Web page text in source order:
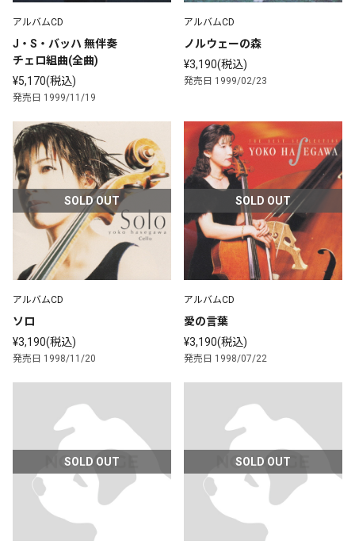
アルバムCD
J・S・バッハ 無伴奏
チェロ組曲(全曲)
¥5,170(税込)
発売日 1999/11/19
アルバムCD
ノルウェーの森
¥3,190(税込)
発売日 1999/02/23
SOLD OUT
アルバムCD
ソロ
¥3,190(税込)
発売日 1998/11/20
SOLD OUT
アルバムCD
愛の言葉
¥3,190(税込)
発売日 1998/07/22
SOLD OUT SOLD OUT